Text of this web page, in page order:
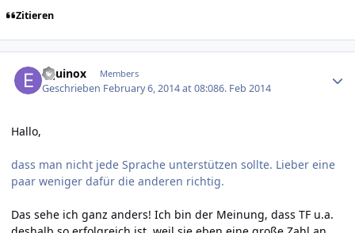
Zitieren
Equinox Members
Geschrieben February 6, 2014 at 08:086. Feb 2014
Hallo,
dass man nicht jede Sprache unterstützen sollte. Lieber eine
paar weniger dafür die anderen richtig.
Das sehe ich ganz anders! Ich bin der Meinung, dass TF u.a.